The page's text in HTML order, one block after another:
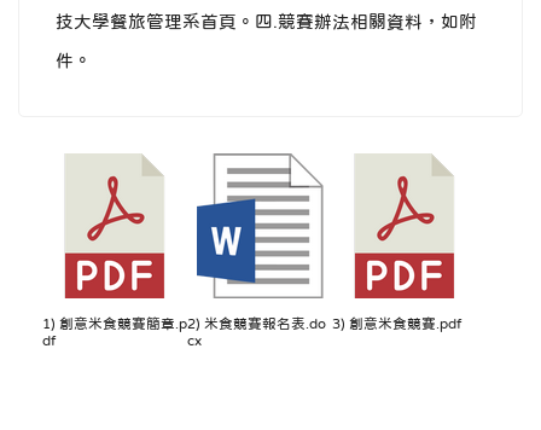
技大學餐旅管理系首頁。四.競賽辦法相關資料，如附
件。
1) 創意米食競賽簡章.p
df
2) 米食競賽報名表.do
cx
3) 創意米食競賽.pdf